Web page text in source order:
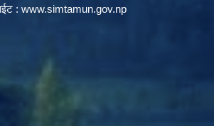
: www.simtamun.gov.np